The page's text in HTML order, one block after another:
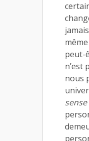
peut-
n’est
nous